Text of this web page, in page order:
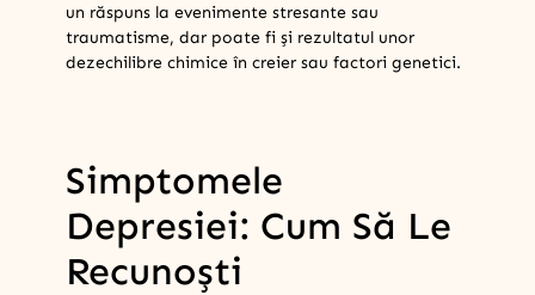
un răspuns la evenimente stresante sau
traumatisme, dar poate fi și rezultatul unor
dezechilibre chimice în creier sau factori genetici.
Simptomele
Depresiei: Cum Să Le
Recunoști